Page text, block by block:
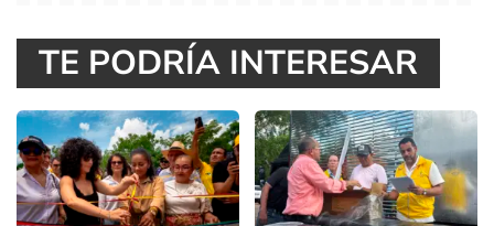
TE PODRÍA INTERESAR